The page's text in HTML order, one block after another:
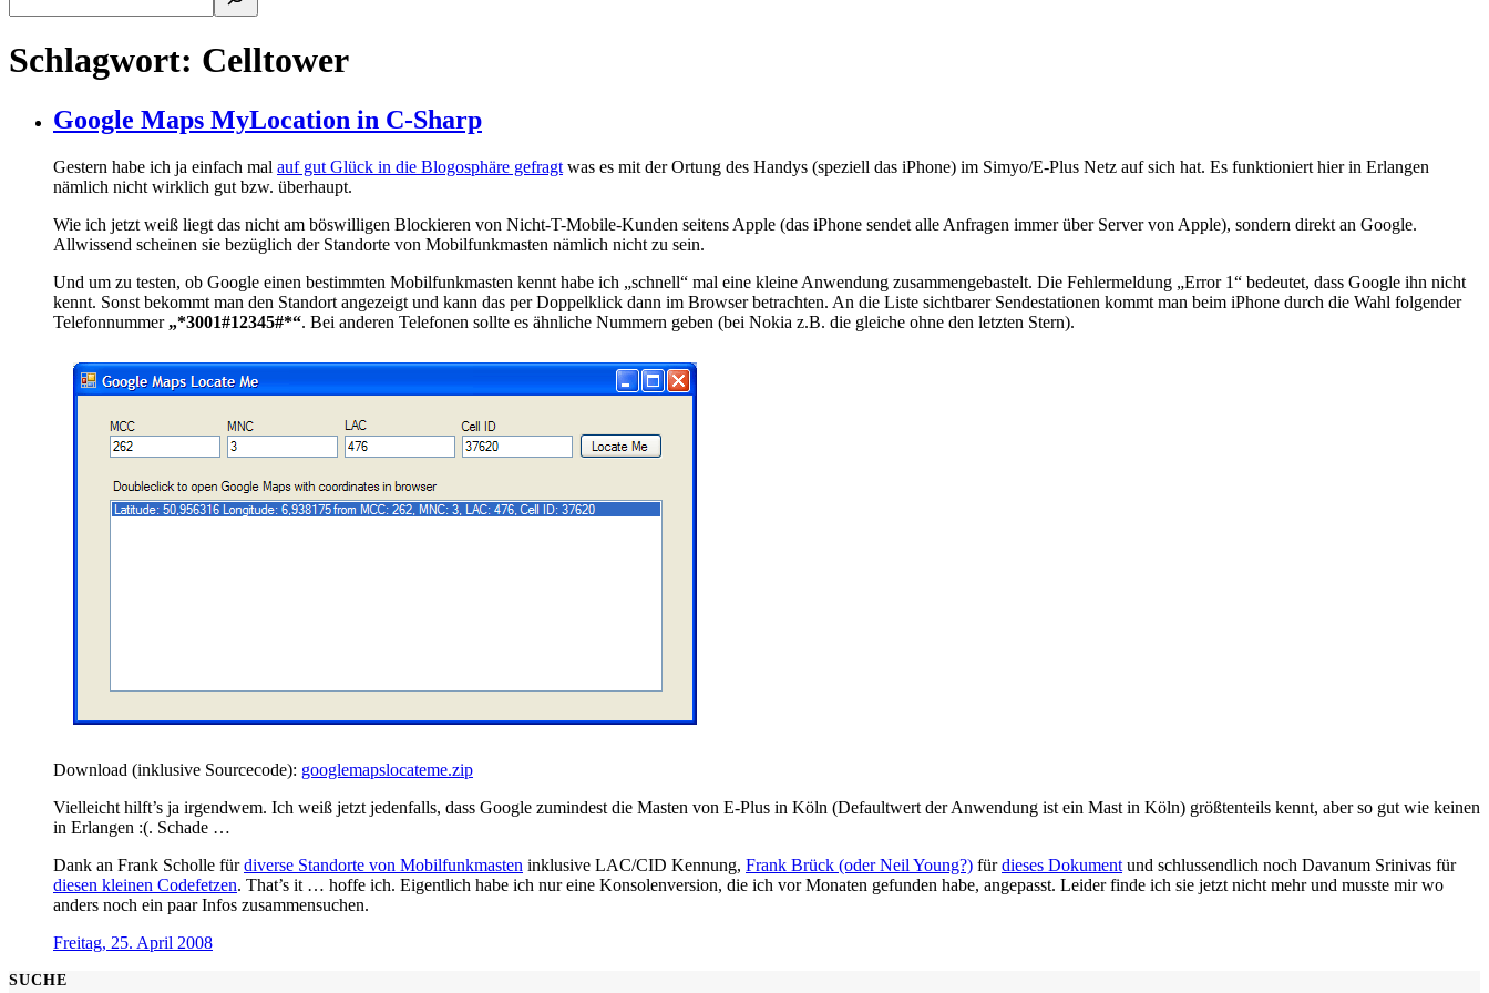
Schlagwort: Celltower
Google Maps MyLocation in C-Sharp
Gestern habe ich ja einfach mal auf gut Glück in die Blogosphäre gefragt was es mit der Ortung des Handys (speziell das iPhone) im Simyo/E-Plus Netz auf sich hat. Es funktioniert hier in Erlangen
nämlich nicht wirklich gut bzw. überhaupt.
Wie ich jetzt weiß liegt das nicht am böswilligen Blockieren von Nicht-T-Mobile-Kunden seitens Apple (das iPhone sendet alle Anfragen immer über Server von Apple), sondern direkt an Google.
Allwissend scheinen sie bezüglich der Standorte von Mobilfunkmasten nämlich nicht zu sein.
Und um zu testen, ob Google einen bestimmten Mobilfunkmasten kennt habe ich „schnell“ mal eine kleine Anwendung zusammengebastelt. Die Fehlermeldung „Error 1“ bedeutet, dass Google ihn nicht
kennt. Sonst bekommt man den Standort angezeigt und kann das per Doppelklick dann im Browser betrachten. An die Liste sichtbarer Sendestationen kommt man beim iPhone durch die Wahl folgender
Telefonnummer „*3001#12345#*“. Bei anderen Telefonen sollte es ähnliche Nummern geben (bei Nokia z.B. die gleiche ohne den letzten Stern).
Download (inklusive Sourcecode): googlemapslocateme.zip
Vielleicht hilft’s ja irgendwem. Ich weiß jetzt jedenfalls, dass Google zumindest die Masten von E-Plus in Köln (Defaultwert der Anwendung ist ein Mast in Köln) größtenteils kennt, aber so gut wie keinen
in Erlangen :(. Schade …
Dank an Frank Scholle fürdiverse Standorte von Mobilfunkmasten inklusive LAC/CID Kennung, Frank Brück (oder Neil Young?) fürdieses Dokument und schlussendlich noch Davanum Srinivas für
diesen kleinen Codefetzen. That’s it … hoffe ich. Eigentlich habe ich nur eine Konsolenversion, die ich vor Monaten gefunden habe, angepasst. Leider finde ich sie jetzt nicht mehr und musste mir wo
anders noch ein paar Infos zusammensuchen.
Freitag, 25. April 2008
SUCHE